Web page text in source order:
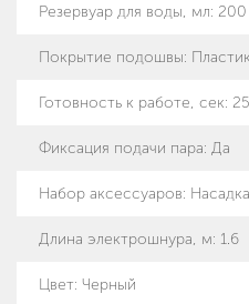
Резервуар для воды, мл: 200
Покрытие подошвы: Пластик
Готовность к работе, сек: 25
Фиксация подачи пара: Да
Набор аксессуаров:
Длина электрошнура, м: 1.6
Цвет: Черный